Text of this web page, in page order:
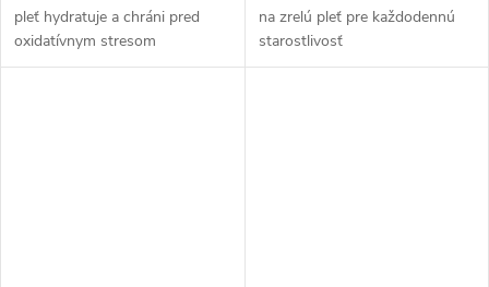
pleť hydratuje a chráni pred
oxidatívnym stresom
na zrelú pleť pre každodennú
starostlivosť